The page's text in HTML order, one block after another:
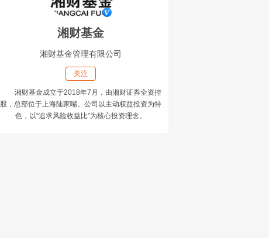
湘财基金
湘财基金管理有限公司
关注
湘财基金成立于2018年7月，由湘财证券全资控
股，总部位于上海陆家嘴。公司以主动权益投资为特
色，以“追求风险收益比”为核心投资理念。